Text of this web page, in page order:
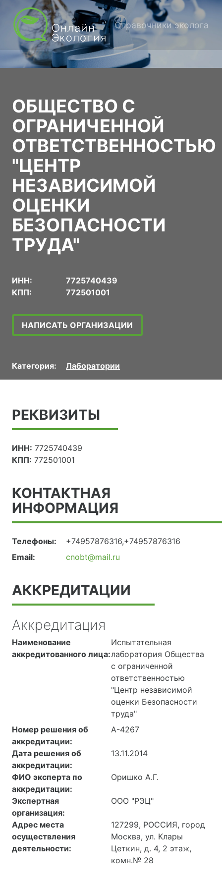
Справочники эколога
ОБЩЕСТВО С
ОГРАНИЧЕННОЙ
ОТВЕТСТВЕННОСТЬЮ
"ЦЕНТР
НЕЗАВИСИМОЙ
ОЦЕНКИ
БЕЗОПАСНОСТИ
ТРУДА"
ИНН:
7725740439
КПП:
772501001
НАПИСАТЬ ОРГАНИЗАЦИИ
Категория: Лаборатории
РЕКВИЗИТЫ
ИНН: 7725740439
КПП: 772501001
КОНТАКТНАЯ
ИНФОРМАЦИЯ
Телефоны:
+74957876316,+74957876316
Email:
cnobt@mail.ru
АККРЕДИТАЦИИ
Аккредитация
Наименование
аккредитованного лица:
Испытательная
лаборатория Общества
с ограниченной
ответственностью
"Центр независимой
оценки Безопасности
труда"
Номер решения об
аккредитации:
А-4267
Дата решения об
аккредитации:
13.11.2014
ФИО эксперта по
аккредитации:
Оришко А.Г.
Экспертная
организация:
ООО "РЭЦ"
Адрес места
осуществления
деятельности:
127299, РОССИЯ, город
Москва, ул. Клары
Цеткин, д. 4, 2 этаж,
комн.№ 28